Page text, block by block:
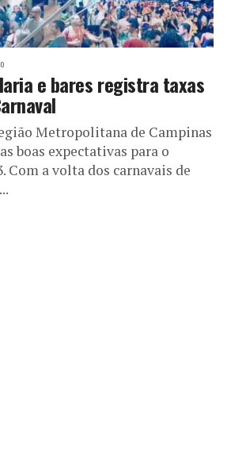
e bares registra taxas
Metropolitana de Campinas
boas expectativas para o
Com a volta dos carnavais de